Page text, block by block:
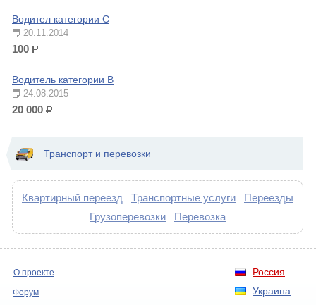
Водител категории С
20.11.2014
100 р.
Водитель категории В
24.08.2015
20 000 р.
Транспорт и перевозки
Квартирный переезд Транспортные услуги
Переезды
Грузоперевозки
Перевозка
Россия
Украина
О проекте
Форум